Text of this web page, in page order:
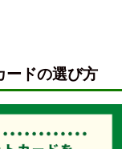
ードの選び方